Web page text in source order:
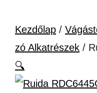
Kezdőlap /
zó Alkatrészek /
🔍